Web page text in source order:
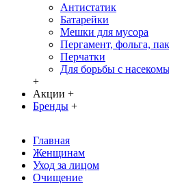
Антистатик
Батарейки
Мешки для мусора
Пергамент, фольга,
Перчатки
Для борьбы с
+
Акции +
Бренды +
Главная
Женщинам
Уход за лицом
Очищение